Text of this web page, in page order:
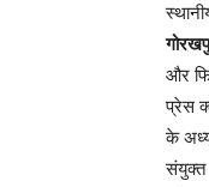
और
प्रेस
के
संयुक्त